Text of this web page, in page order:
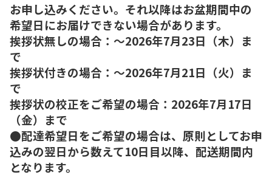
お申し込みください。それ以降はお盆期間中の
希望日にお届けできない場合があります。
挨拶状無しの場合：～2026年7月23日（木）ま
で
挨拶状付きの場合：～2026年7月21日（火）ま
で
挨拶状の校正をご希望の場合：2026年7月17日
（金）まで
●配達希望日をご希望の場合は、原則としてお申
込みの翌日から数えて10日目以降、配送期間内
となります。